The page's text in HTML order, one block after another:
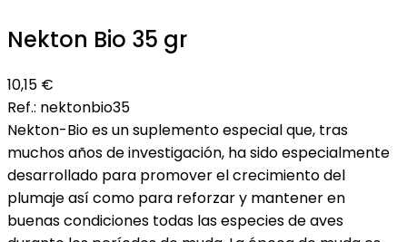
Nekton Bio 35 gr
10,15 €
Ref.: nektonbio35
Nekton-Bio es un suplemento especial que, tras
muchos años de investigación, ha sido especialmente
desarrollado para promover el crecimiento del
plumaje así como para reforzar y mantener en
buenas condiciones todas las especies de aves